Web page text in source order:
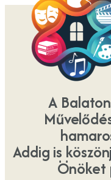
A
Addig is
Önöket